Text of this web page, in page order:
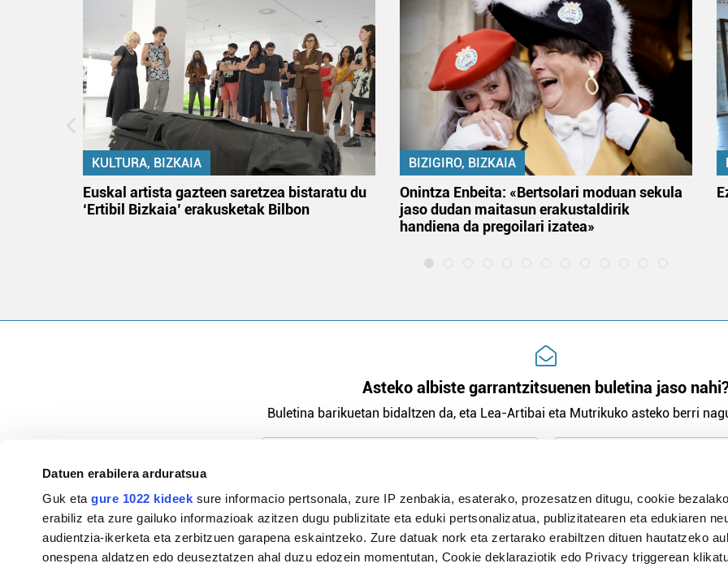
Datuen erabilera arduratsua
Guk etagure 1022 kideek sure informacio pertsonala, zure IP zenbakia, esaterako, prozesatzen ditugu, cookie
erabiliz eta zure gailuko informazioak azitzen dugu publizitate eta eduki pertsonalizatua, publizitatearen eta edukiaren
audientzia-ikerketa eta zerbitzuen garapena eskaintzeko. Zure datuak nork eta zertarako erabiltzen dituen hautatzeko
onespena aldatzen edo deuseztatzen ahal duzu edozein momentutan, Cookie deklaraziotik edo Privacy triggerean
KULTURA, BIZKAIA
Euskal artista gazteen saretzea bistaratu du
‘Ertibil Bizkaia’ erakusketak Bilbon
BIZIGIRO, BIZKAIA
Onintza Enbeita: «Bertsolari moduan sekula
jaso dudan maitasun erakustaldirik
handiena da pregoilari izatea»
Asteko albiste garrantzitsuenen buletina jaso
Buletina barikuetan bidaltzen da, eta Lea-Artibai eta Mutrikuko asteko berri